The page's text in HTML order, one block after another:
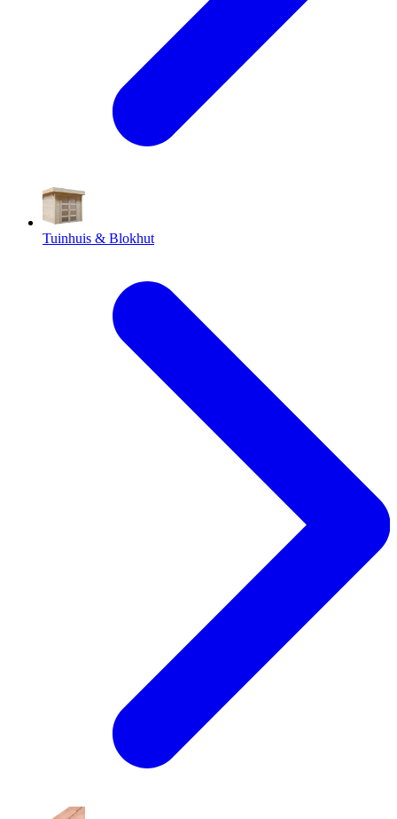
Tuinhuis & Blokhut